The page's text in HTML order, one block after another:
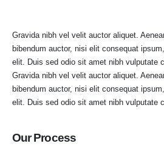
Gravida nibh vel velit auctor aliquet.
bibendum auctor, nisi elit consequat
elit. Duis sed odio sit amet nibh vulputate
Gravida nibh vel velit auctor aliquet.
bibendum auctor, nisi elit consequat
elit. Duis sed odio sit amet nibh vulputate
Our Process